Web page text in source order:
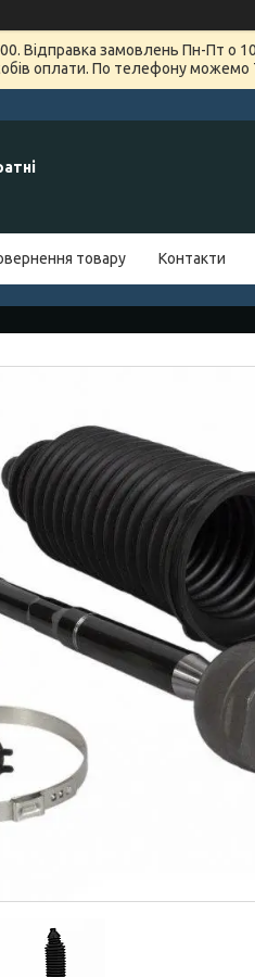
Відправка замовлень Пн-Пт
оплати. По телефону можемо
товару Контакти